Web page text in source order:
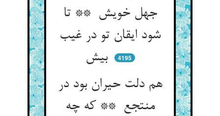
جهل خویش ** تا
شود ایقان تو در غیب
بیش
4195
هم دلت حیران بود در
منتجع ** که چه